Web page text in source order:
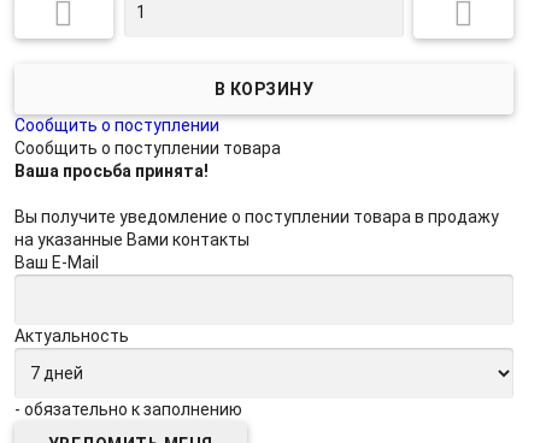
 
Сообщить о поступлении
Сообщить о поступлении товара
Ваша просьба принята!
Вы получите уведомление о поступлении товара в продажу
на указанные Вами контакты
Ваш E-Mail
Актуальность
- обязательно к заполнению